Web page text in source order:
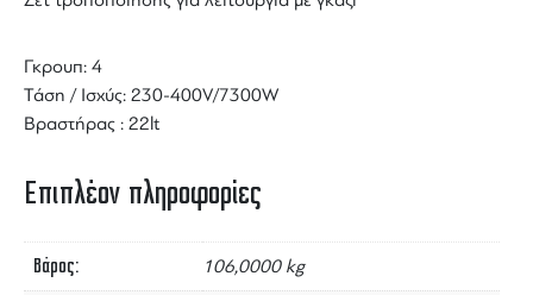
Γκρουπ: 4
Τάση / Ισχύς: 230-400V/7300W
Βραστήρας : 22lt
Επιπλέον πληροφορίες
Βάρος 106,0000 kg